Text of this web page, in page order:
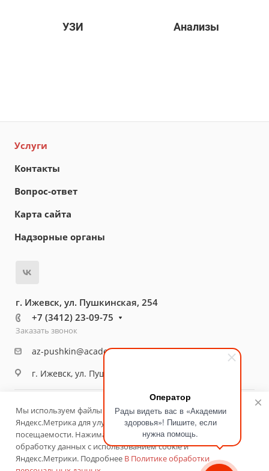
Оператор
Рады видеть вас в «Академии
здоровья»! Пишите, если
нужна помощь.
УЗИ Анализы
Услуги
Контакты
Вопрос-ответ
Карта сайта
Надзорные органы
г. Ижевск, ул. Пушкинская, 254
+7 (3412) 23-09-75
Заказать звонок
az-pushkin@academ18.ru
г. Ижевск, ул. Пушкинская, 254
© 2026 Медицинский центр «Академия здоровья»
Политика конфиденциальности
ИМЕЮТСЯ ПРОТИВОПОКАЗАНИЯ. НЕОБХОДИМА
Мы используем файлы cookie и сервис веб‑аналитики
Яндекс.Метрика для улучшения работы сайта и анализа
посещаемости. Нажимая «Принять», вы соглашаетесь на
обработку данных с использованием cookie и
Яндекс.Метрики. Подробнее В Политике обработки